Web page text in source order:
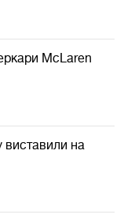
McLaren
виставили на